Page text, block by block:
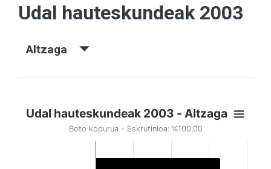
Udal hauteskundeak 2003
Altzaga
Udal hauteskundeak 2003 - Altzaga
Boto kopurua - Eskrutinioa: %100,00